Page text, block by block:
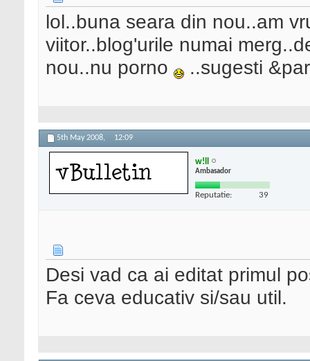
lol..buna seara din nou..am
viitor..blog'urile numai
nou..nu porno
..sugesti
5th May 2008, 12:09
w!ll
Ambasador
Reputatie: 39
Desi vad ca ai editat primul
Fa ceva educativ si/sau util.